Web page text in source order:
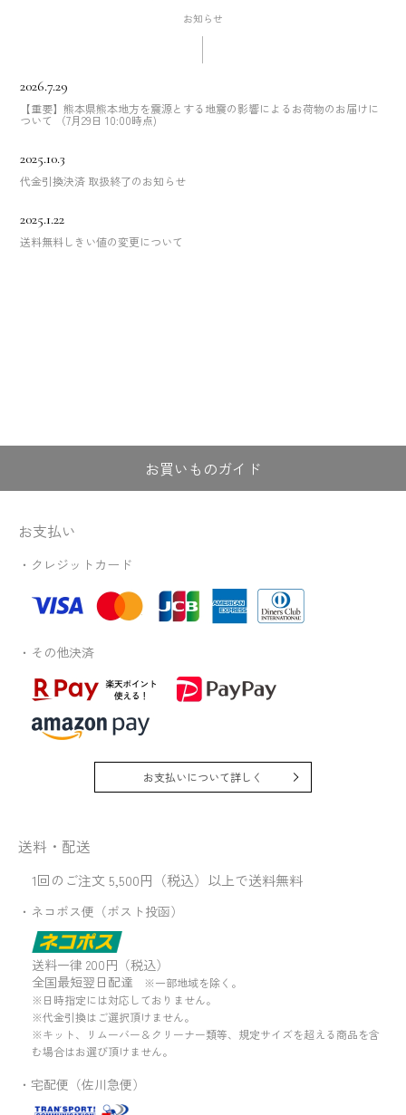
2026.7.29
【重要】熊本県熊本地方を震源とする地震の影響によるお荷物のお届けに
ついて （7月29日 10:00時点)
2025.10.3
代金引換決済 取扱終了のお知らせ
2025.1.22
送料無料しきい値の変更について
お買いものガイド
お支払い
・クレジットカード
・その他決済
お支払いについて詳しく
送料・配送
1回のご注文 5,500円（税込）以上で送料無料
・ネコポス便（ポスト投函）
送料一律 200円（税込）
全国最短翌日配達 ※一部地域を除く。
※日時指定には対応しておりません。
※代金引換はご選択頂けません。
※キット、リムーバー＆クリーナー類等、規定サイズを超える商品を含
む場合はお選び頂けません。
・宅配便（佐川急便）